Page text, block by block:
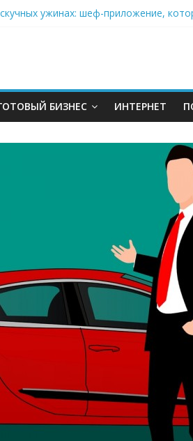
ужинах: шеф-приложение,
БИЗНЕС ИНТЕРНЕТ